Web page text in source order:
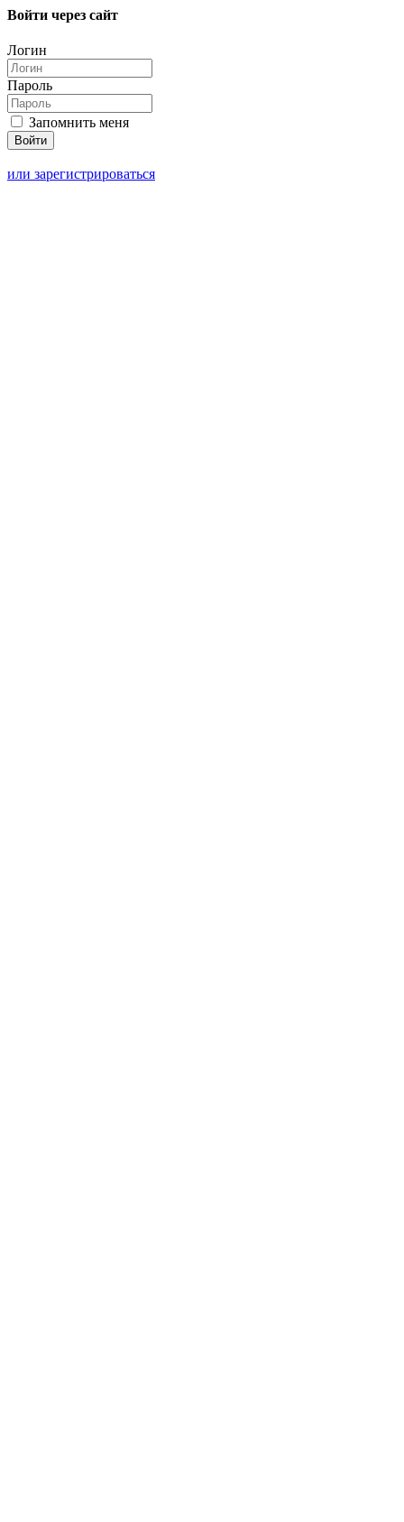
Войти через сайт
Логин
Пароль
Запомнить меня
или зарегистрироваться